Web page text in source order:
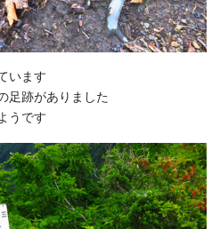
います
足跡がありました
うです